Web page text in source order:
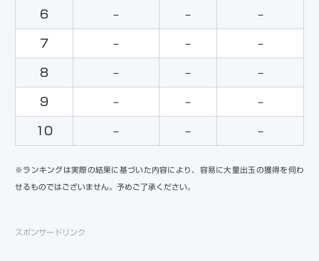
6 – – –
7 – – –
8 – – –
9 – – –
10 – – –
※ランキングは実際の結果に基づいた内容により、容易に大量出玉の獲得を伺わ
せるものではございません。予めご了承ください。
スポンサードリンク